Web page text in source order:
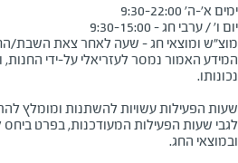
מוצ"ש ומוצאי חג - שעה לאחר צאת השבת/החג
המידע האמור נמסר לעזריאלי על-ידי החנות,
שעות הפעילות עשויות להשתנות ומומלץ
לגבי שעות הפעילות המעודכנות, בפרט
ובמוצאי החג.